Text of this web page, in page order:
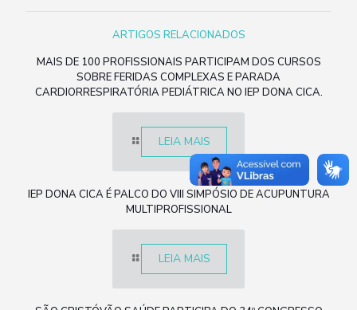
ARTIGOS RELACIONADOS
MAIS DE 100 PROFISSIONAIS PARTICIPAM DOS CURSOS
SOBRE FERIDAS COMPLEXAS E PARADA
CARDIORRESPIRATÓRIA PEDIÁTRICA NO IEP DONA CICA.
LEIA MAIS
IEP DONA CICA É PALCO DO VIII SIMPÓSIO DE ACUPUNTURA
MULTIPROFISSIONAL
LEIA MAIS